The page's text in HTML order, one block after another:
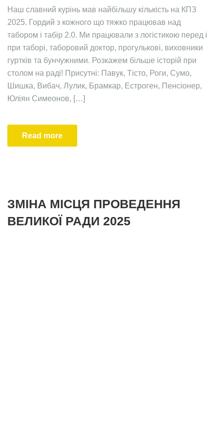
Наш славний курінь мав найбільшу кількість на КПЗ
2025. Гордий з кожного що тяжко працював над
табором і табір 2.0. Ми працювали з логістикою перед і
при таборі, таборовий доктор, прогулькові, виховники
гуртків та бунчужними. Розкажем більше історій при
столом на раді! Присутні: Павук, Тісто, Роги, Сумо,
Шишка, Вибач, Лулик, Брамкар, Естроген, Пенсіонер,
Юліян Симеонов, […]
Read more
ЗМІНА МІСЦЯ ПРОВЕДЕННЯ
ВЕЛИКОЇ РАДИ 2025